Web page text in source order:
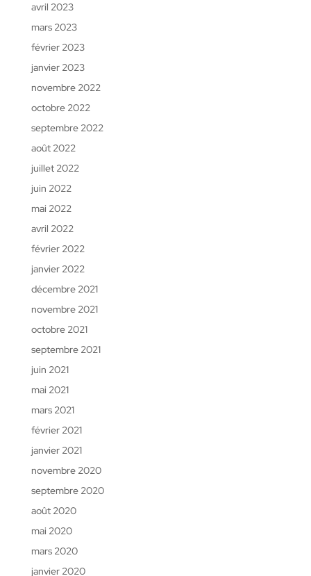
avril 2023
mars 2023
février 2023
janvier 2023
novembre 2022
octobre 2022
septembre 2022
août 2022
juillet 2022
juin 2022
mai 2022
avril 2022
février 2022
janvier 2022
décembre 2021
novembre 2021
octobre 2021
septembre 2021
juin 2021
mai 2021
mars 2021
février 2021
janvier 2021
novembre 2020
septembre 2020
août 2020
mai 2020
mars 2020
janvier 2020